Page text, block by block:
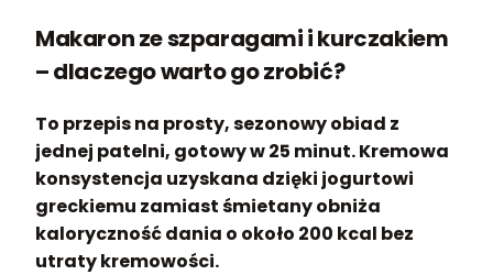
Makaron ze szparagami i kurczakiem
– dlaczego warto go zrobić?
To przepis na prosty, sezonowy obiad z
jednej patelni, gotowy w 25 minut. Kremowa
konsystencja uzyskana dzięki jogurtowi
greckiemu zamiast śmietany obniża
kaloryczność dania o około 200 kcal bez
utraty kremowości.